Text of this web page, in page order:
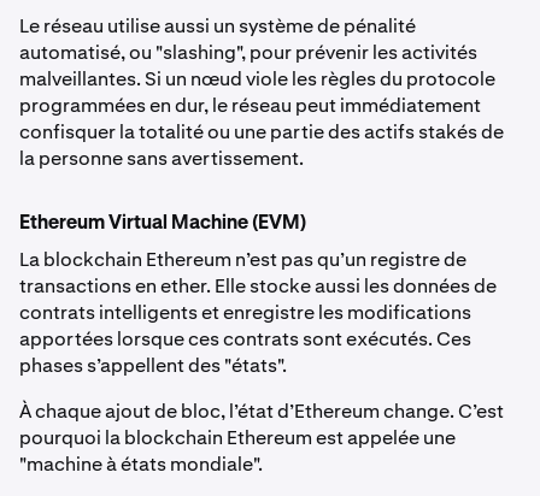
Le réseau utilise aussi un système de pénalité
automatisé, ou "slashing", pour prévenir les activités
malveillantes. Si un nœud viole les règles du protocole
programmées en dur, le réseau peut immédiatement
confisquer la totalité ou une partie des actifs stakés de
la personne sans avertissement.
Ethereum Virtual Machine (EVM)
La blockchain Ethereum n’est pas qu’un registre de
transactions en ether. Elle stocke aussi les données de
contrats intelligents et enregistre les modifications
apportées lorsque ces contrats sont exécutés. Ces
phases s’appellent des "états".
À chaque ajout de bloc, l’état d’Ethereum change. C’est
pourquoi la blockchain Ethereum est appelée une
"machine à états mondiale".